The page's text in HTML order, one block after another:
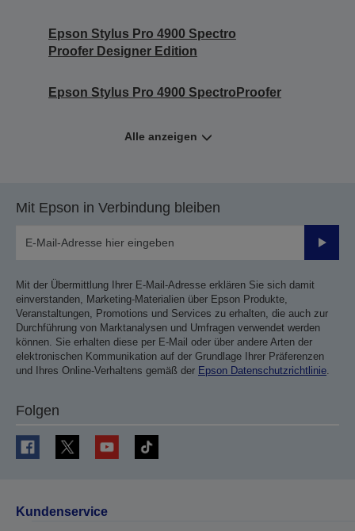
Epson Stylus Pro 4900 Spectro
Proofer Designer Edition
Epson Stylus Pro 4900 SpectroProofer
Alle anzeigen
Mit Epson in Verbindung bleiben
Mit der Übermittlung Ihrer E-Mail-Adresse erklären Sie sich damit
einverstanden, Marketing-Materialien über Epson Produkte,
Veranstaltungen, Promotions und Services zu erhalten, die auch zur
Durchführung von Marktanalysen und Umfragen verwendet werden
können. Sie erhalten diese per E-Mail oder über andere Arten der
elektronischen Kommunikation auf der Grundlage Ihrer Präferenzen
und Ihres Online-Verhaltens gemäß der Epson Datenschutzrichtlinie.
Folgen
Kundenservice